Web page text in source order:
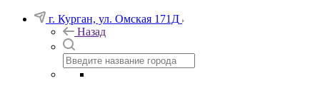
г. Курган, ул. Омская 171Д
Назад